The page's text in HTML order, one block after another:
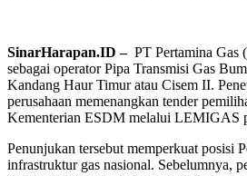
SinarHarapan.ID – PT Pertamina Gas
sebagai operator Pipa Transmisi Gas
Kandang Haur Timur atau Cisem II.
perusahaan memenangkan tender
Kementerian ESDM melalui LEMIGAS
Penunjukan tersebut memperkuat posisi
infrastruktur gas nasional. Sebelumnya,